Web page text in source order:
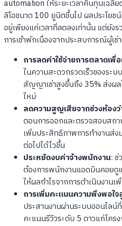
automation ให้ระยะเวลาคืนทุนเฉลี่
ลิโอขนาด 100 ยูนิตขึ้นไป ผลประโยช
อยู่เพียงแค่เวลาที่ลดลงเท่านั้น แต่ยัง
การเข้าพักเนื่องจากประสบการณ์ผู้เช่
การลดค่าใช้จ่ายการตลาดเพื่
ในความสะดวกรวดเร็วของระ
สัญญาเช่าสูงขึ้นถึง 35% ส่งผล
ใหม่
ลดความสูญเสียจากช่วงห้อง
ตอนการออกและตรวจสอบสถา
เพิ่มประสิทธิภาพการทำงานส่
ต่อไปได้ไวขึ้น
ประหยัดงบค่าจ้างพนักงาน: ช่
ต้องการพนักงานแอดมินคอยดู
ให้ผลกำไรจากการดำเนินงานเ
การเพิ่มคะแนนความพึงพอใ
ประสานงานผ่านระบบออนไลน์
คะแนนรีวิวระดับ 5 ดาวแก่โคร